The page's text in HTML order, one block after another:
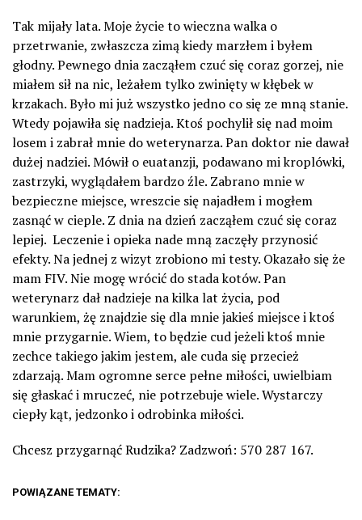
Tak mijały lata. Moje życie to wieczna walka o
przetrwanie, zwłaszcza zimą kiedy marzłem i byłem
głodny. Pewnego dnia zacząłem czuć się coraz gorzej, nie
miałem sił na nic, leżałem tylko zwinięty wkłębek w
krzakach. Było mi już wszystko jedno co się ze mną stanie.
Wtedy pojawiła się nadzieja. Ktoś pochylił się nad moim
losem i zabrał mnie do weterynarza. Pan doktor nie dawał
dużej nadziei. Mówił o euatanzji, podawano mi kroplówki,
zastrzyki, wyglądałem bardzo źle. Zabrano mnie w
bezpieczne miejsce, wreszcie się najadłem i mogłem
zasnąć w cieple. Z dnia na dzień zacząłem czuć się coraz
lepiej. Leczenie i opieka nade mną zaczęły przynosić
efekty. Na jednej z wizyt zrobiono mi testy. Okazało się że
mam FIV. Nie mogę wrócić do stada kotów. Pan
weterynarz dał nadzieje na kilka lat życia, pod
warunkiem, żę znajdzie się dla mnie jakieś miejsce i ktoś
mnie przygarnie. Wiem, to będzie cud jeżeli ktoś mnie
zechce takiego jakim jestem, ale cuda się przecież
zdarzają. Mam ogromne serce pełne miłości, uwielbiam
się głaskać i mruczeć, nie potrzebuje wiele. Wystarczy
ciepły kąt, jedzonko i odrobinka miłości.
Chcesz przygarnąć Rudzika? Zadzwoń: 570 287 167.
POWIĄZANE TEMATY: